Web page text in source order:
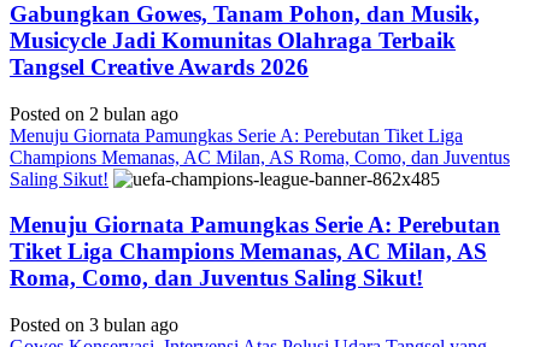
Gabungkan Gowes, Tanam Pohon, dan Musik,
Musicycle Jadi Komunitas Olahraga Terbaik
Tangsel Creative Awards 2026
Posted on 2 bulan ago
Menuju Giornata Pamungkas Serie A: Perebutan Tiket Liga
Champions Memanas, AC Milan, AS Roma, Como, dan Juventus
Saling Sikut!
Menuju Giornata Pamungkas Serie A: Perebutan
Tiket Liga Champions Memanas, AC Milan, AS
Roma, Como, dan Juventus Saling Sikut!
Posted on 3 bulan ago